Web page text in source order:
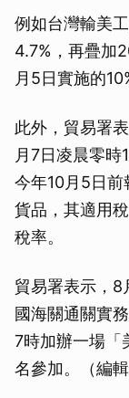
例如台灣輸美
4.7%，再疊加
月5日實施的
此外，貿易署
月7日凌晨零
今年10月5日前
貨品，其適用
稅率。
貿易署表示，8
國海關通關實
7時加辦一場「
名參加。（編